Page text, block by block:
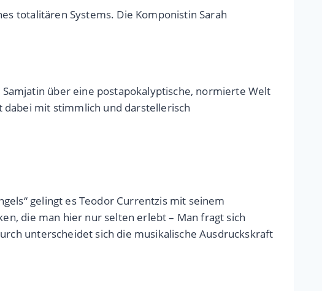
totalitären Systems. Die Komponistin Sarah
Samjatin über eine postapokalyptische, normierte Welt
mit stimmlich und darstellerisch
gelingt es Teodor Currentzis mit seinem
die man hier nur selten erlebt – Man fragt sich
unterscheidet sich die musikalische Ausdruckskraft